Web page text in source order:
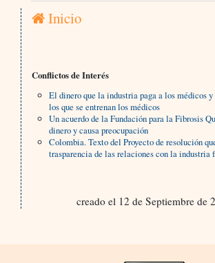
Inicio
Conflictos de Interés
El dinero que la industria paga a los médicos
los que se entrenan los médicos
Un acuerdo de la Fundación para la Fibrosis
dinero y causa preocupación
Colombia. Texto del Proyecto de resolución
trasparencia de las relaciones con la industria
creado el 12 de Septiembre de